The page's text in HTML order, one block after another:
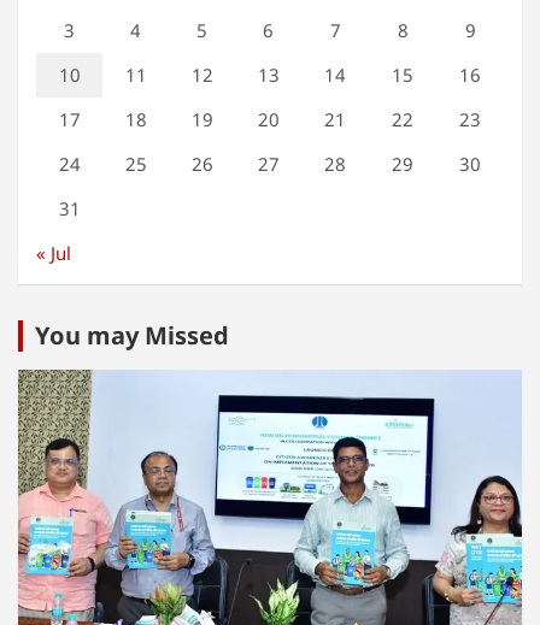
3
4 5 6 7 8
9
10
11 12 13 14 15
16
17
18 19 20 21 22
23
24
25 26 27 28 29
30
31
« Jul
You may Missed